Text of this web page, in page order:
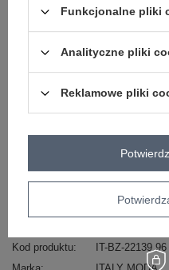
ZALOGUJ
Masz pytanie? Chętnie
+48 601 547 740
skład materiału : 100% bawełna
sposób prania : pranie w pralce w
Kod produktu
IT-BZ-22139.96
Funkcjonalne pliki
Analityczne pliki
Reklamowe pliki